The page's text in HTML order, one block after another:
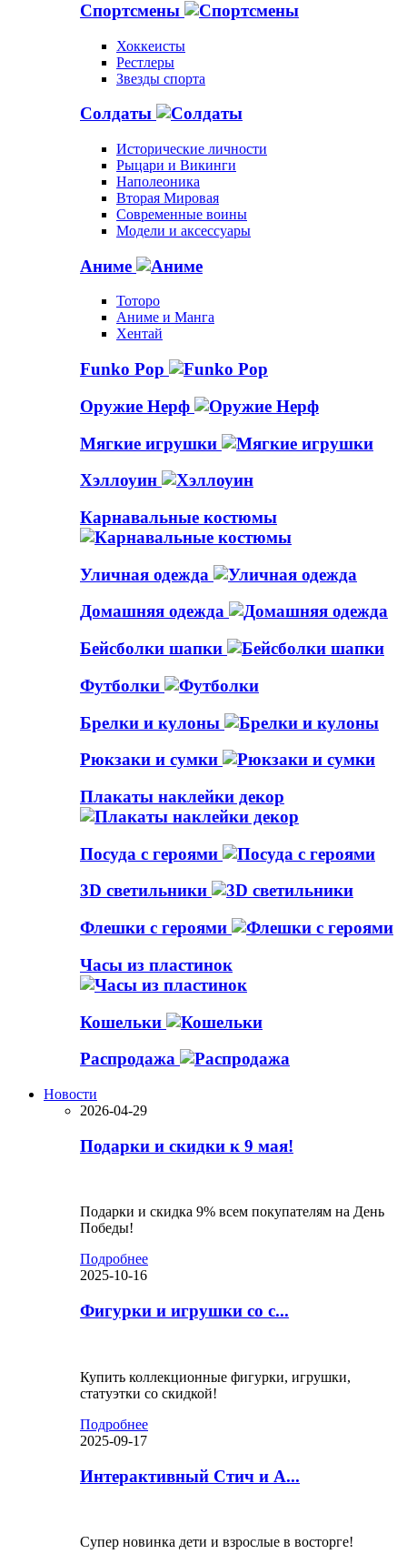
Спортсмены
Хоккеисты
Рестлеры
Звезды спорта
Солдаты
Исторические личности
Рыцари и Викинги
Наполеоника
Вторая Мировая
Современные воины
Модели и аксессуары
Аниме
Тоторо
Аниме и Манга
Хентай
Funko Pop
Оружие Нерф
Мягкие игрушки
Хэллоуин
Карнавальные костюмы
Уличная одежда
Домашняя одежда
Бейсболки шапки
Футболки
Брелки и кулоны
Рюкзаки и сумки
Плакаты наклейки декор
Посуда с героями
3D светильники
Флешки с героями
Часы из пластинок
Кошельки
Распродажа
Новости
2026-04-29
Подарки и скидки к 9 мая!
Подарки и скидка 9% всем покупателям на День
Победы!
Подробнее
2025-10-16
Фигурки и игрушки со с...
Купить коллекционные фигурки, игрушки,
статуэтки со скидкой!
Подробнее
2025-09-17
Интерактивный Стич и А...
Супер новинка дети и взрослые в восторге!